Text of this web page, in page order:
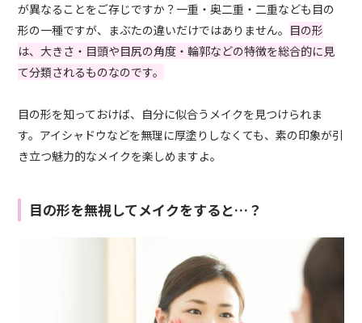
が異なることをご存じですか？一重・奥二重・二重なども目の
形の一種ですが、まぶたの違いだけではありません。 目の形
は、大きさ・目頭や目尻の角度・輪郭などの特徴を総合的に見
て分類されるものなのです。
目の形を知っておけば、自分に似合うメイクを見つけられま
す。アイシャドウなどを無理に厚塗りしなくても、素の印象が引
き立つ魅力的なメイクを楽しめますよ。
目の形を無視してメイクをすると…？